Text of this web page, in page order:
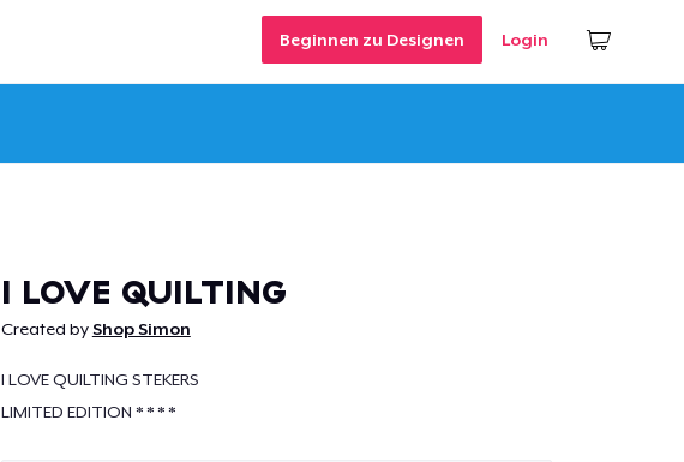
Beginnen zu Designen Login
I LOVE QUILTING
Created byShop Simon
I LOVE QUILTING STEKERS
LIMITED EDITION * * * *